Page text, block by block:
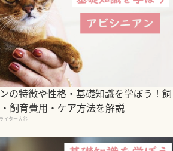
の特徴や性格・基礎知識を学ぼう！飼
飼育費用・ケア方法を解説
イター大谷